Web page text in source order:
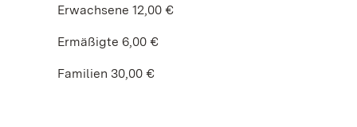
Erwachsene 12,00 €
Ermäßigte 6,00 €
Familien 30,00 €